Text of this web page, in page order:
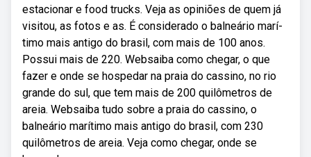
estacionar e food trucks. Veja as opiniões de quem já
visitou, as fotos e as. É considerado o balneário marí­
timo mais antigo do brasil, com mais de 100 anos.
Possui mais de 220. Websaiba como chegar, o que
fazer e onde se hospedar na praia do cassino, no rio
grande do sul, que tem mais de 200 quilômetros de
areia. Websaiba tudo sobre a praia do cassino, o
balneário marítimo mais antigo do brasil, com 230
quilômetros de areia. Veja como chegar, onde se